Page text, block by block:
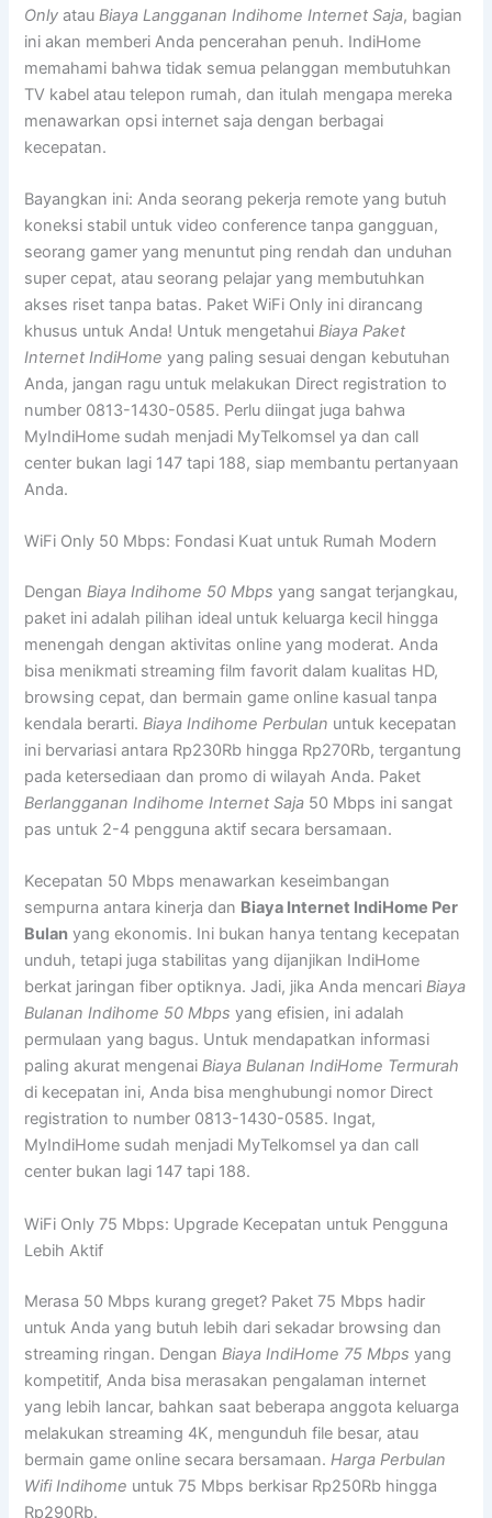
Only atau Biaya Langganan Indihome Internet Saja, bagian
ini akan memberi Anda pencerahan penuh. IndiHome
memahami bahwa tidak semua pelanggan membutuhkan
TV kabel atau telepon rumah, dan itulah mengapa mereka
menawarkan opsi internet saja dengan berbagai
kecepatan.
Bayangkan ini: Anda seorang pekerja remote yang butuh
koneksi stabil untuk video conference tanpa gangguan,
seorang gamer yang menuntut ping rendah dan unduhan
super cepat, atau seorang pelajar yang membutuhkan
akses riset tanpa batas. Paket WiFi Only ini dirancang
khusus untuk Anda! Untuk mengetahuiBiaya Paket
Internet IndiHome yang paling sesuai dengan kebutuhan
Anda, jangan ragu untuk melakukan Direct registration to
number 0813-1430-0585. Perlu diingat juga bahwa
MyIndiHome sudah menjadi MyTelkomsel ya dan call
center bukan lagi 147 tapi 188, siap membantu pertanyaan
Anda.
WiFi Only 50 Mbps: Fondasi Kuat untuk Rumah Modern
DenganBiaya Indihome 50 Mbps yang sangat terjangkau,
paket ini adalah pilihan ideal untuk keluarga kecil hingga
menengah dengan aktivitas online yang moderat. Anda
bisa menikmati streaming film favorit dalam kualitas HD,
browsing cepat, dan bermain game online kasual tanpa
kendala berarti.Biaya Indihome Perbulan untuk kecepatan
ini bervariasi antara Rp230Rb hingga Rp270Rb, tergantung
pada ketersediaan dan promo di wilayah Anda. Paket
Berlangganan Indihome Internet Saja 50 Mbps ini sangat
pas untuk 2-4 pengguna aktif secara bersamaan.
Kecepatan 50 Mbps menawarkan keseimbangan
sempurna antara kinerja dan Biaya Internet IndiHome Per
Bulan yang ekonomis. Ini bukan hanya tentang kecepatan
unduh, tetapi juga stabilitas yang dijanjikan IndiHome
berkat jaringan fiber optiknya. Jadi, jika Anda mencariBiaya
Bulanan Indihome 50 Mbps yang efisien, ini adalah
permulaan yang bagus. Untuk mendapatkan informasi
paling akurat mengenaiBiaya Bulanan IndiHome Termurah
di kecepatan ini, Anda bisa menghubungi nomor Direct
registration to number 0813-1430-0585. Ingat,
MyIndiHome sudah menjadi MyTelkomsel ya dan call
center bukan lagi 147 tapi 188.
WiFi Only 75 Mbps: Upgrade Kecepatan untuk Pengguna
Lebih Aktif
Merasa 50 Mbps kurang greget? Paket 75 Mbps hadir
untuk Anda yang butuh lebih dari sekadar browsing dan
streaming ringan. DenganBiaya IndiHome 75 Mbps yang
kompetitif, Anda bisa merasakan pengalaman internet
yang lebih lancar, bahkan saat beberapa anggota keluarga
melakukan streaming 4K, mengunduh file besar, atau
bermain game online secara bersamaan.Harga Perbulan
Wifi Indihome untuk 75 Mbps berkisar Rp250Rb hingga
Rp290Rb.